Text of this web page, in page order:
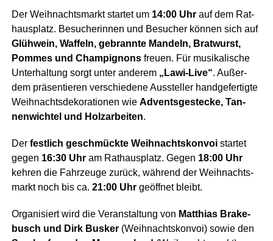
Der Weih­nachts­markt star­tet um 14:00 Uhrauf dem Rat­
haus­platz. Besu­che­rin­nen und Besu­cher kön­nen sich auf
Glüh­wein, Waf­feln, gebrann­te Man­deln, Brat­wurst,
Pom­mes und Cham­pi­gnonsfreu­en. Für musi­ka­li­sche
Unter­hal­tung sorgt unter ande­rem „Lawi-Live“. Außer­
dem prä­sen­tie­ren ver­schie­de­ne Aus­stel­ler hand­ge­fer­tig­te
Weih­nachts­de­ko­ra­tio­nen wie Advents­ge­ste­cke, Tan­
nen­wich­tel und Holz­ar­bei­ten.
Der fest­lich geschmück­te Weih­nachts­kon­voistar­tet
gegen 16:30 Uhram Rat­haus­platz. Gegen 18:00 Uhr
keh­ren die Fahr­zeu­ge zurück, wäh­rend der Weih­nachts­
markt noch bis ca. 21:00 Uhrgeöff­net bleibt.
Orga­ni­siert wird die Ver­an­stal­tung von Mat­thi­as Bra­ke­
busch und Dirk Bus­ker(Weih­nachts­kon­voi) sowie den